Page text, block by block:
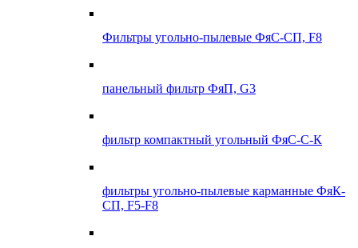
Фильтры угольно-пылевые ФяС-СП, F8
панельный фильтр ФяП, G3
фильтр компактный угольный ФяС-С-К
фильтры угольно-пылевые карманные ФяК-
СП, F5-F8